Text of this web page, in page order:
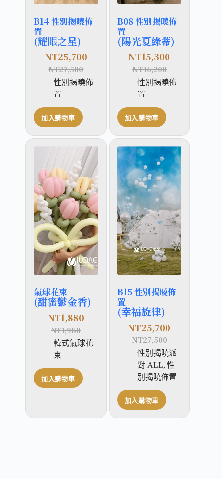
B14 性別揭曉佈
置
(耀眼之星)
NT27,500
NT25,700
性別揭曉佈
置
加入購物車
B08 性別揭曉佈
置
(陽光夏綠蒂)
NT16,200
NT15,300
性別揭曉佈
置
加入購物車
氣球花束
(甜蜜鬱金香)
NT1,980
NT1,880
韓式氣球花
束
加入購物車
B15 性別揭曉佈
置
(幸福旋律)
NT27,500
NT25,700
性別揭曉派
對 ALL, 性
別揭曉佈置
加入購物車